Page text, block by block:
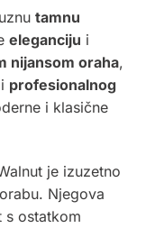
tamnu
eleganciju i
nijansom oraha,
i profesionalnog
i klasične
je izuzetno
Njegova
s ostatkom